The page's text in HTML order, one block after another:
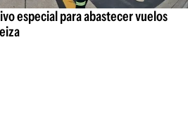
especial para abastecer vuelos